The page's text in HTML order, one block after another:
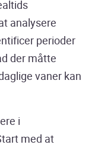
analysere
perioder
der måtte
vaner kan
i
med at